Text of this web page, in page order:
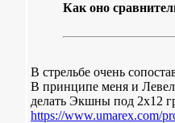
Как оно
В стрельбе очень
В принципе меня и
делать Экшны под 2х12
https://www.umarex.com/